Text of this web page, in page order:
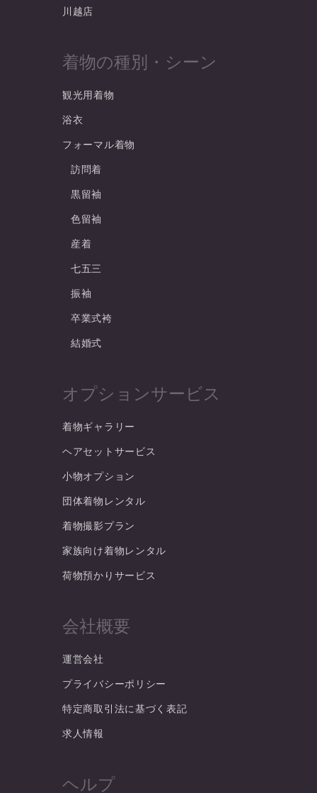
川越店
着物の種別・シーン
観光用着物
浴衣
フォーマル着物
訪問着
黒留袖
色留袖
産着
七五三
振袖
卒業式袴
結婚式
オプションサービス
着物ギャラリー
ヘアセットサービス
小物オプション
団体着物レンタル
着物撮影プラン
家族向け着物レンタル
荷物預かりサービス
会社概要
運営会社
プライバシーポリシー
特定商取引法に基づく表記
求人情報
ヘルプ